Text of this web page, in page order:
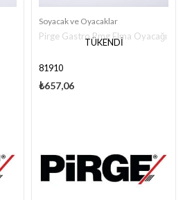
TÜKENDI
Soyacak ve Oyacaklar
Pirge Gastro Pmg Elma Oyacağı
81910
₺657,06